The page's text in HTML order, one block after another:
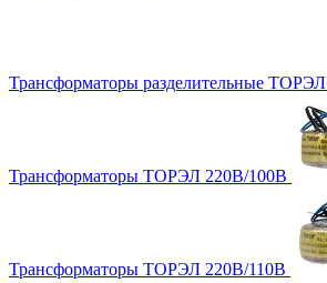
Трансформаторы разделительные ТОРЭЛ
Трансформаторы ТОРЭЛ 220В/100В
Трансформаторы ТОРЭЛ 220В/110В